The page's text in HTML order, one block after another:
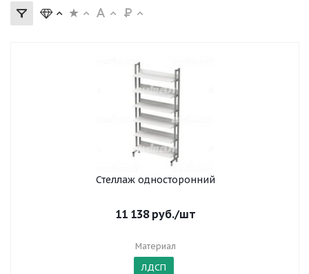
Стеллаж односторонний
11 138руб./шт
Материал
ЛДСП